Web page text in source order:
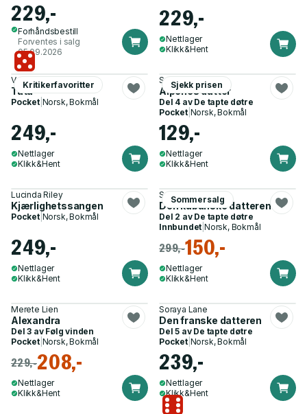
229,-
Forhåndsbestill
Forventes i salg
05.09.2026
229,-
Nettlager
Klikk&Hent
Kritikerfavoritter
Valérie Perrin
Tata
Pocket| Norsk, Bokmål
249,-
Nettlager
Klikk&Hent
Sjekk prisen
Soraya Lane
Alpenes datter
Del 4 av De tapte døtre
Pocket| Norsk, Bokmål
129,-
Nettlager
Klikk&Hent
Lucinda Riley
Kjærlighetssangen
Pocket| Norsk, Bokmål
249,-
Nettlager
Klikk&Hent
Sommersalg
Soraya Lane
Den kubanske datteren
Del 2 av De tapte døtre
Innbundet |Norsk, Bokmål
299,-150,-
Nettlager
Klikk&Hent
Merete Lien
Alexandra
Del 3 av Følg vinden
Pocket| Norsk, Bokmål
229,-208,-
Nettlager
Klikk&Hent
Soraya Lane
Den franske datteren
Del 5 av De tapte døtre
Pocket| Norsk, Bokmål
239,-
Nettlager
Klikk&Hent